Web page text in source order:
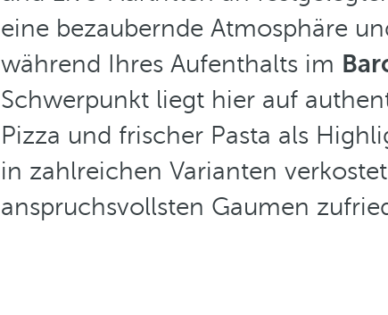
eine bezaubernde Atmosphäre
während Ihres Aufenthalts im
Schwerpunkt liegt hier auf
Pizza und frischer Pasta als
in zahlreichen Varianten
anspruchsvollsten Gaumen